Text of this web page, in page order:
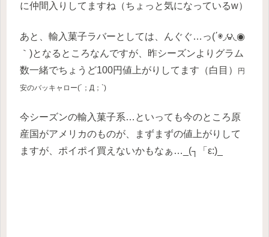
に仲間入りしてますね（ちょっと気になっているw）
あと、輸入菓子ラバーとしては、んぐぐ…っ(΄◉◞౪◟◉
｀)となるところなんですが、昨シーズンよりグラム
数一緒でちょうど100円値上がりしてます（白目）
円
安のバッキャロー(´；Д；`)
今シーズンの輸入菓子系…といっても今のところ原
産国がアメリカのものが、まずまずの値上がりして
ますが、ポイポイ買えないかもなぁ…_(┐「ε:)_